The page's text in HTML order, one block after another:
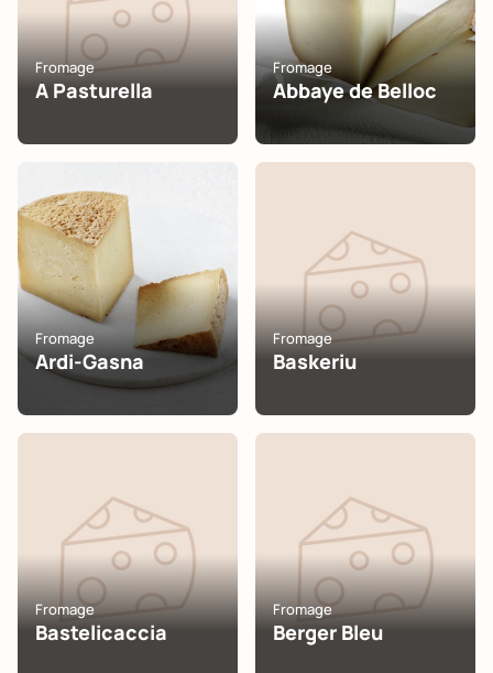
Fromage
A Pasturella
Fromage
Abbaye de Belloc
Fromage
Ardi-Gasna
Fromage
Baskeriu
Fromage
Bastelicaccia
Fromage
Berger Bleu